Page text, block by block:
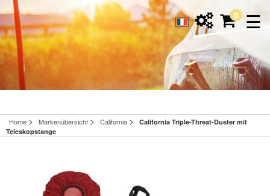
☰
0
Home > Markenübersicht > California >
California Triple-Threat-Duster mit
Teleskopstange